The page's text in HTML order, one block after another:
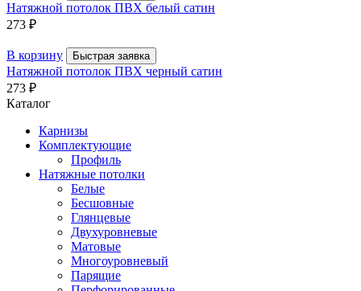
Натяжной потолок ПВХ белый сатин
273 ₽
В корзину Быстрая заявка
Натяжной потолок ПВХ черный сатин
273 ₽
Каталог
Карнизы
Комплектующие
Профиль
Натяжные потолки
Белые
Бесшовные
Глянцевые
Двухуровневые
Матовые
Многоуровневый
Парящие